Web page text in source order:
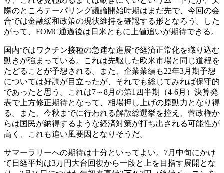
際のところテーパリング議論開始時期はまだ先で、今回の会
合では金融緩和政策の現状維持を確認する形となろう。した
がって、FOMC通過後は日米ともに上値追いが期待できる。
国内ではワクチン接種の急速な進展で経済正常化を織り込む
動きが強まっている。これは先駆した欧米市場と同じ道程を
たどることが予想される。また、企業業績も22年3月期予想
については好調が目立ったが、それでも総じてみれば保守的
であったと思う。これは7～8月の第1四半期（4-6月）決算発
表で上方修正期待となって、相場押し上げの原動力となり得
る。また、今秋までに行われる解散総選挙を控え、菅政権か
らは国民が納得するような経済対策が打ち出される可能性が
高く、これも追い風要因となりそうだ。
サマーラリーへの期待は十分といってよい。7月中旬にかけ
て日経平均は3万円大台回復から一段と上を目指す展開とな